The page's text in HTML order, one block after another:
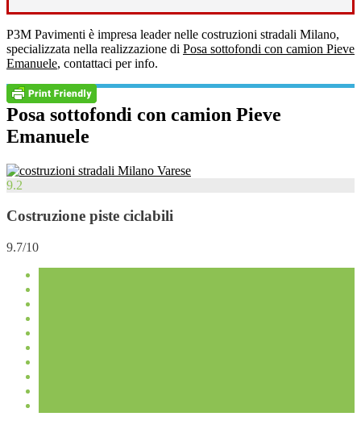
P3M Pavimenti è impresa leader nelle costruzioni stradali Milano,
specializzata nella realizzazione di Posa sottofondi con camion Pieve
Emanuele, contattaci per info.
Posa sottofondi con camion Pieve
Emanuele
9.2
Costruzione piste ciclabili
9.7/10